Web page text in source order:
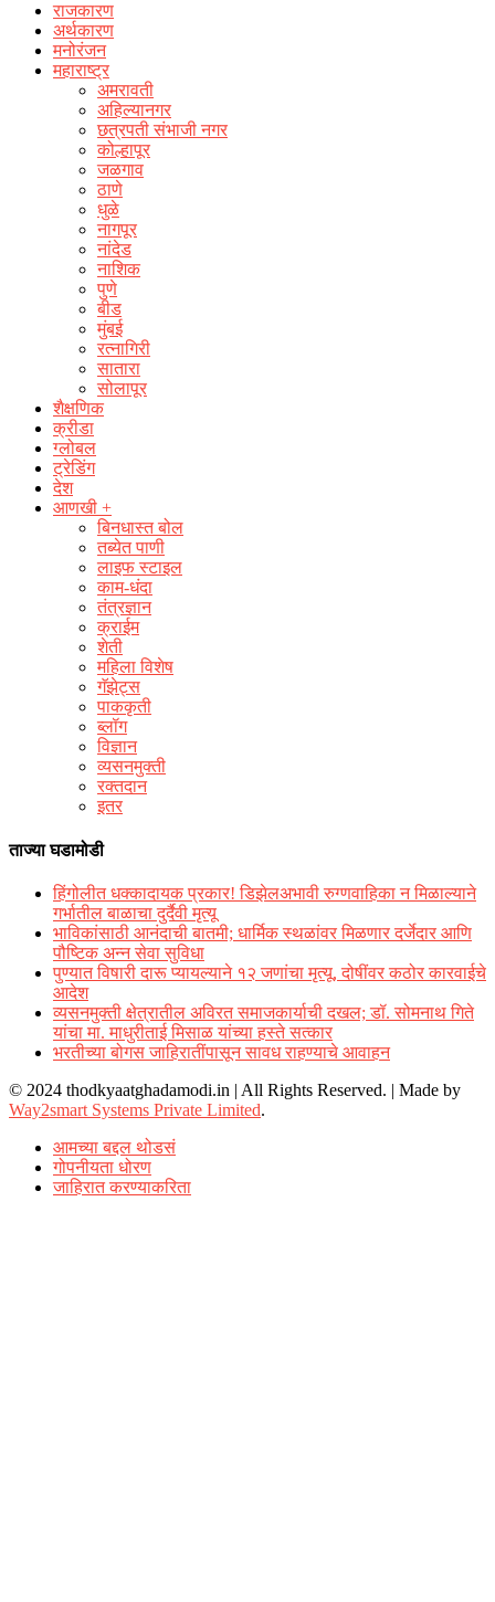
राजकारण
अर्थकारण
मनोरंजन
महाराष्ट्र
अमरावती
अहिल्यानगर
छत्रपती संभाजी नगर
कोल्हापूर
जळगाव
ठाणे
धुळे
नागपूर
नांदेड
नाशिक
पुणे
बीड
मुंबई
रत्नागिरी
सातारा
सोलापूर
शैक्षणिक
क्रीडा
ग्लोबल
ट्रेडिंग
देश
आणखी +
बिनधास्त बोल
तब्येत पाणी
लाइफ स्टाइल
काम-धंदा
तंत्रज्ञान
क्राईम
शेती
महिला विशेष
गॅझेट्स
पाककृती
ब्लॉग
विज्ञान
व्यसनमुक्ती
रक्‍तदान
इतर
ताज्या घडामोडी
हिंगोलीत धक्कादायक प्रकार! डिझेलअभावी रुग्णवाहिका न मिळाल्याने
गर्भातील बाळाचा दुर्दैवी मृत्यू
भाविकांसाठी आनंदाची बातमी; धार्मिक स्थळांवर मिळणार दर्जेदार आणि
पौष्टिक अन्न सेवा सुविधा
पुण्यात विषारी दारू प्यायल्याने १२ जणांचा मृत्यू, दोषींवर कठोर कारवाईचे
आदेश
व्यसनमुक्ती क्षेत्रातील अविरत समाजकार्याची दखल; डॉ. सोमनाथ गिते
यांचा मा. माधुरीताई मिसाळ यांच्या हस्ते सत्कार
भरतीच्या बोगस जाहिरातींपासून सावध राहण्याचे आवाहन
© 2024 thodkyaatghadamodi.in | All Rights Reserved. | Made by
Way2smart Systems Private Limited.
आमच्या बद्दल थोडसं
गोपनीयता धोरण
जाहिरात करण्याकरिता